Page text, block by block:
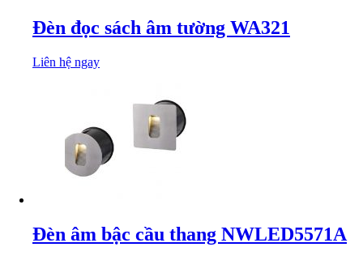
Đèn đọc sách âm tường WA321
Liên hệ ngay
Đèn âm bậc cầu thang NWLED5571A